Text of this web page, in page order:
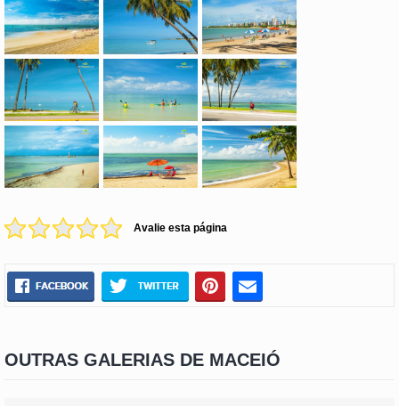
Avalie esta página
OUTRAS GALERIAS DE MACEIÓ